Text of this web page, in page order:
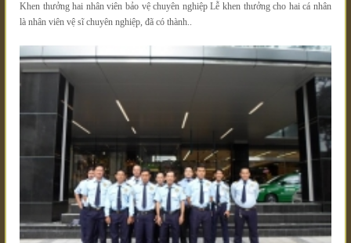
Khen thưởng hai nhân viên bảo vệ chuyên nghiệp Lễ khen thưởng cho hai cá nhân
là nhân viên vệ sĩ chuyên nghiệp, đã có thành..